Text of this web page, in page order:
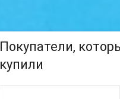
Покупатели,
купили